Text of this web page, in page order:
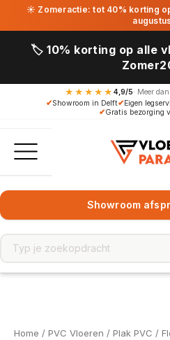
☀ Zomeractie: tot 40% korting
🏷️ 10% korting op alle
★★★★★ 4,9/5· Meer
✔Showroom in Delft✔Eigen
✔Gratis bezorging
Showroom
Home / PVC Vloeren / Plak PVC /